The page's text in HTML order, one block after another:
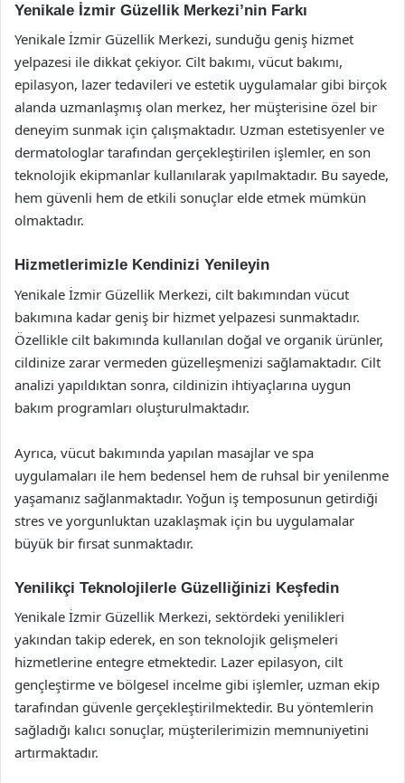
Yenikale İzmir Güzellik Merkezi’nin Farkı
Yenikale İzmir Güzellik Merkezi, sunduğu geniş hizmet
yelpazesi ile dikkat çekiyor. Cilt bakımı, vücut bakımı,
epilasyon, lazer tedavileri ve estetik uygulamalar gibi birçok
alanda uzmanlaşmış olan merkez, her müşterisine özel bir
deneyim sunmak için çalışmaktadır. Uzman estetisyenler ve
dermatologlar tarafından gerçekleştirilen işlemler, en son
teknolojik ekipmanlar kullanılarak yapılmaktadır. Bu sayede,
hem güvenli hem de etkili sonuçlar elde etmek mümkün
olmaktadır.
Hizmetlerimizle Kendinizi Yenileyin
Yenikale İzmir Güzellik Merkezi, cilt bakımından vücut
bakımına kadar geniş bir hizmet yelpazesi sunmaktadır.
Özellikle cilt bakımında kullanılan doğal ve organik ürünler,
cildinize zarar vermeden güzelleşmenizi sağlamaktadır. Cilt
analizi yapıldıktan sonra, cildinizin ihtiyaçlarına uygun
bakım programları oluşturulmaktadır.
Ayrıca, vücut bakımında yapılan masajlar ve spa
uygulamaları ile hem bedensel hem de ruhsal bir yenilenme
yaşamanız sağlanmaktadır. Yoğun iş temposunun getirdiği
stres ve yorgunluktan uzaklaşmak için bu uygulamalar
büyük bir fırsat sunmaktadır.
Yenilikçi Teknolojilerle Güzelliğinizi Keşfedin
Yenikale İzmir Güzellik Merkezi, sektördeki yenilikleri
yakından takip ederek, en son teknolojik gelişmeleri
hizmetlerine entegre etmektedir. Lazer epilasyon, cilt
gençleştirme ve bölgesel incelme gibi işlemler, uzman ekip
tarafından güvenle gerçekleştirilmektedir. Bu yöntemlerin
sağladığı kalıcı sonuçlar, müşterilerimizin memnuniyetini
artırmaktadır.